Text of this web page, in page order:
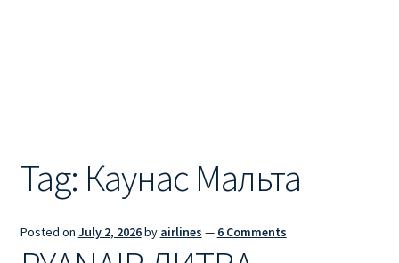
RYANAIR ИЗ РИГИ
Tag: Каунас Мальта
Posted on July 2, 2026by airlines — 6 Comments